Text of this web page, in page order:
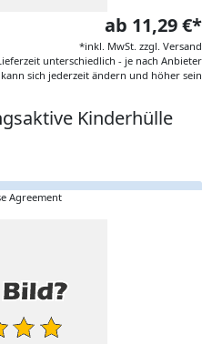
ab 11,29 €*
*inkl. MwSt. zzgl. Versand
unterschiedlich - je nach Anbieter
sich jederzeit ändern und höher sein
Kinderhülle
Agreement